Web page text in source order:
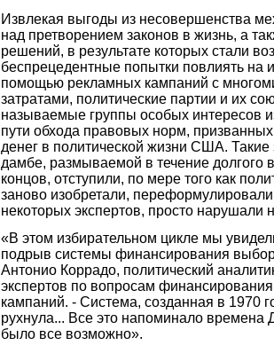
Извлекая выгоды из несовершенства
над претворением законов в жизнь, а
решений, в результате которых стали
беспрецедентные попытки повлиять на
помощью рекламных кампаний с
затратами, политические партии и их
называемые группы особых интересов
пути обхода правовых норм,
денег в политической жизни США.
дамбе, размываемой в течение долгого
концов, отступили, по мере того как
заново изобретали,
некоторых экспертов, просто нарушали
«В этом избирательном цикле мы
подрыв системы финансирования
Антонио Коррадо, политический
экспертов по вопросам
кампаний. - Система, созданная в 1970
рухнула... Все это напоминало времена
было все возможно».